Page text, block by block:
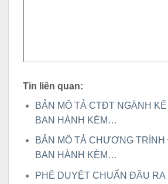
Tin liên quan:
BẢN MÔ TẢ CTĐT NGÀNH
BAN HÀNH KÈM…
BẢN MÔ TẢ CHƯƠNG
BAN HÀNH KÈM…
PHÊ DUYỆT CHUẨN ĐẦU RA